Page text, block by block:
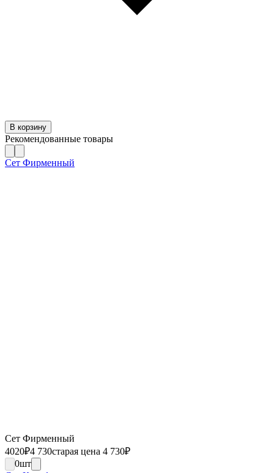
В корзину
Рекомендованные товары
Сет Фирменный
Сет Фирменный
4020₽4 730старая цена 4 730₽
0шт